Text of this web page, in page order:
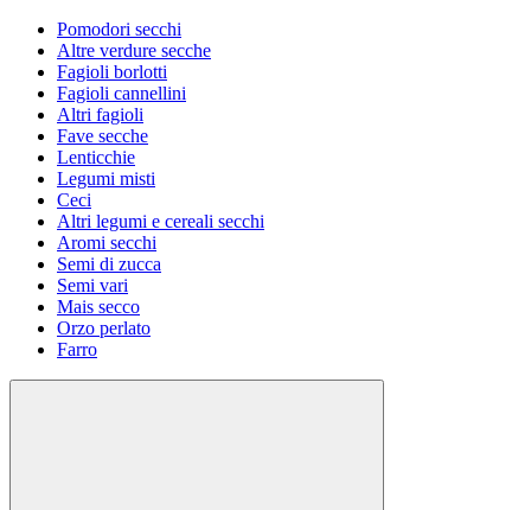
Pomodori secchi
Altre verdure secche
Fagioli borlotti
Fagioli cannellini
Altri fagioli
Fave secche
Lenticchie
Legumi misti
Ceci
Altri legumi e cereali secchi
Aromi secchi
Semi di zucca
Semi vari
Mais secco
Orzo perlato
Farro